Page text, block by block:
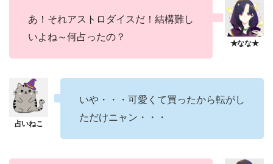
あ！それアストロダイスだ！結構難し
いよね～何占ったの？
いや・・・可愛くて買ったから転がし
ただけニャン・・・